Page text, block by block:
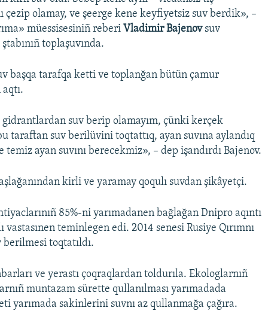
çezip olamay, ve şeerge kene keyfiyetsiz suv berdik», –
müessisesiniñ reberi Vladimir Bajenovsuv
toplaşuvında.
başqa tarafqa ketti ve toplanğan bütün çamur
gidrantlardan suv berip olamayım, çünki kerçek
taraftan suv berilüvini toqtattıq, ayan suvına aylandıq
ayan suvını berecekmiz», – dep işandırdı Bajenov.
kirli ve yaramay qoqulı suvdan şikâyetçi.
85%-ni yarımadanen bağlağan Dnipro aqıntı
teminlegen edi. 2014 senesi Rusiye Qırımnı
berilmesi toqtatıldı.
ve yerastı çoqraqlardan toldurıla. Ekologlarnıñ
muntazam sürette qullanılması yarımadada
yarımada sakinlerini suvnı az qullanmağa çağıra.